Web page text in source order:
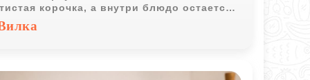
корочка, а внутри блюдо остается
и сочным.